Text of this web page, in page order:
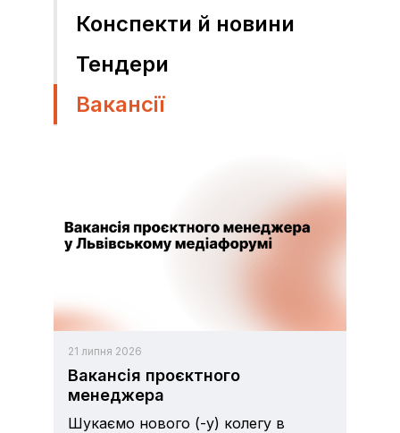
Конспекти й новини
Тендери
Вакансії
21 липня 2026
Вакансія проєктного
менеджера
Шукаємо нового (-y) колегу в